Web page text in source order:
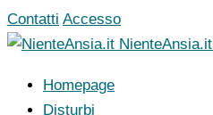
Vai
al
Contatti Accesso
NienteAnsia.it
Homepage
Disturbi